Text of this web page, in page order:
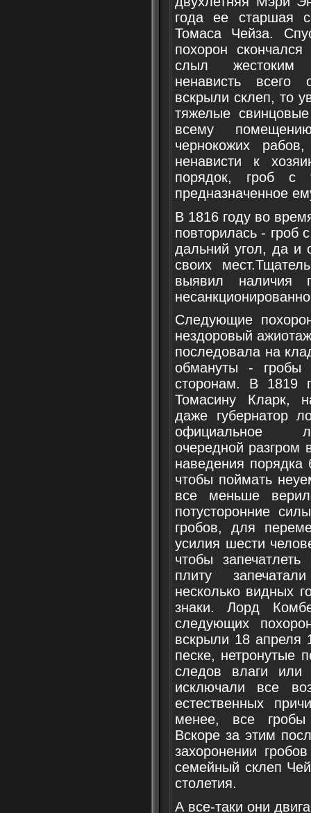
года ее старшая
Томаса Чейза.
похорон
слыл жестоким
ненависть всего
вскрыли склеп, то
тяжелые
всему
чернокожих
ненависти к
порядок, гроб с
предназначенное
В 1816 году во
повторилась - гроб
дальний угол, да и
своих
выявил наличия
Следующие
нездоровый
последовала на
обмануты - гробы
сторонам. В 1819
Томасину Кларк,
даже губернатор
официальное
очередной разгром
наведения
чтобы поймать
все меньше
потусторонние
гробов, для
усилия шести
чтобы
плиту
несколько видных
знаки. Лорд
следующих
вскрыли 18 апреля
песке, нетронутые
следов влаги или
исключали все
естественных
менее, все
Вскоре за этим
захоронении
семейный склеп
столетия.
А все-таки они